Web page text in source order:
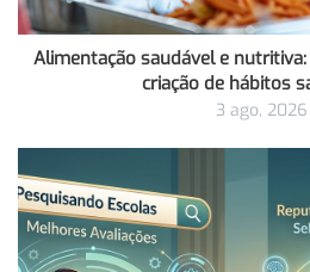
Alimentação saudável e
criação de hábitos
3 ago, 2026